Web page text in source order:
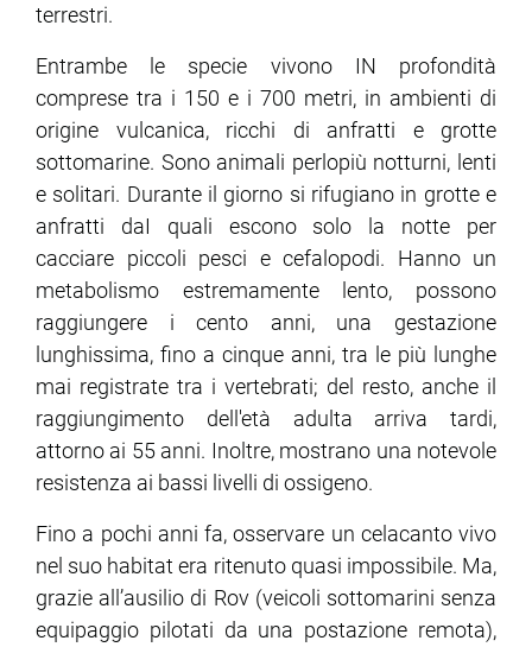
terrestri.
Entrambe le specie vivono IN profondità
comprese tra i 150 e i 700 metri, in ambienti di
origine vulcanica, ricchi di anfratti e grotte
sottomarine. Sono animali perlopiù notturni, lenti
e solitari. Durante il giorno si rifugiano in grotte e
anfratti daI quali escono solo la notte per
cacciare piccoli pesci e cefalopodi. Hanno un
metabolismo estremamente lento, possono
raggiungere i cento anni, una gestazione
lunghissima, fino a cinque anni, tra le più lunghe
mai registrate tra i vertebrati; del resto, anche il
raggiungimento dell'età adulta arriva tardi,
attorno ai 55 anni. Inoltre, mostrano una notevole
resistenza ai bassi livelli di ossigeno.
Fino a pochi anni fa, osservare un celacanto vivo
nel suo habitat era ritenuto quasi impossibile. Ma,
grazie all’ausilio di Rov (veicoli sottomarini senza
equipaggio pilotati da una postazione remota),